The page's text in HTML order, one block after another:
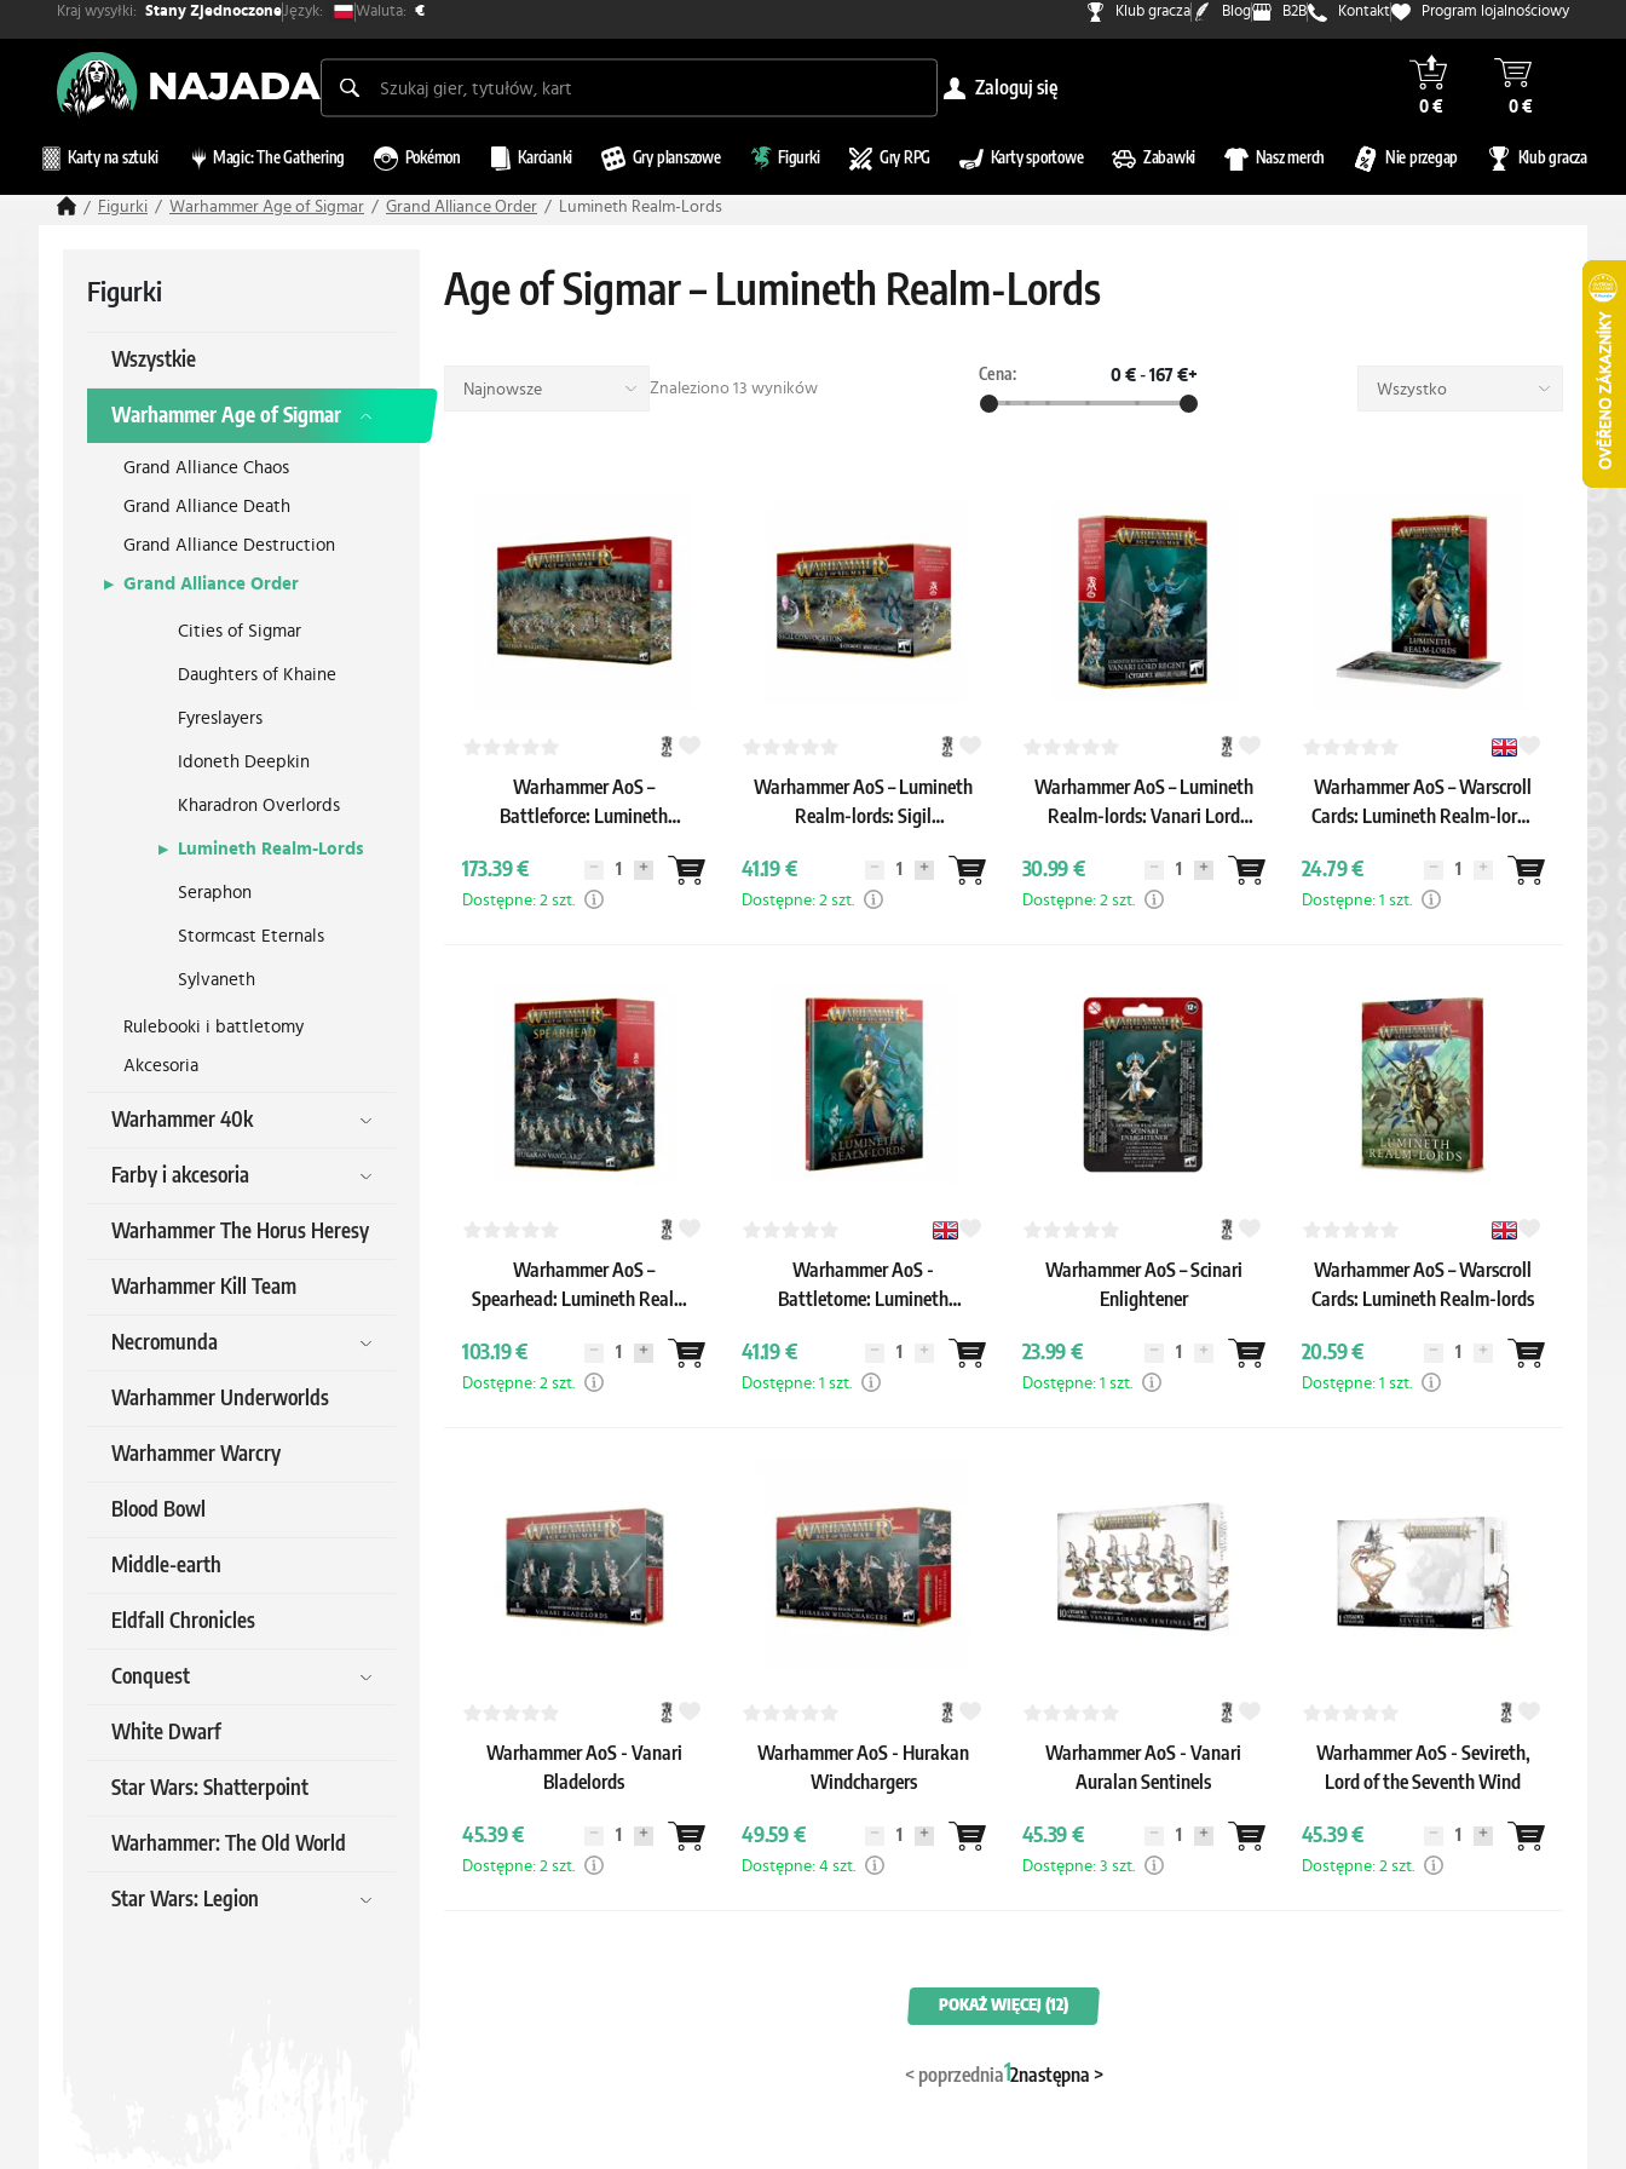
Kraj wysyłki: Stany ZjednoczoneJęzyk: Waluta: € Klub gracza Blog B2B Kontakt Program lojalnościowy
zaloguj się
0 € 0 €
Karty na sztuki Magic: The Gathering Pokémon Karcianki Gry planszowe Figurki Gry RPG Karty sportowe Zabawki Nasz merch Nie przegap Klub gracza
Figurki Warhammer Age of Sigmar Grand Alliance Order Lumineth Realm-Lords
Figurki
Wszystkie
Warhammer Age of Sigmar
Grand Alliance Chaos
Grand Alliance Death
Grand Alliance Destruction
Grand Alliance Order
Cities of Sigmar
Daughters of Khaine
Fyreslayers
Idoneth Deepkin
Kharadron Overlords
Lumineth Realm-Lords
Seraphon
Stormcast Eternals
Sylvaneth
Rulebooki i battletomy
Akcesoria
Warhammer 40k
Farby i akcesoria
Warhammer The Horus Heresy
Warhammer Kill Team
Necromunda
Warhammer Underworlds
Warhammer Warcry
Blood Bowl
Middle-earth
Eldfall Chronicles
Conquest
White Dwarf
Star Wars: Shatterpoint
Warhammer: The Old World
Star Wars: Legion
Age of Sigmar – Lumineth Realm-Lords
Najnowsze Znaleziono 13 wyników
Cena: 0 € -167 €+
Wszystko
Warhammer AoS –
Battleforce: Lumineth
173.39 €
Dostępne: 2 szt.
Warhammer AoS – Lumineth
Realm-lords: Sigil
41.19 €
Dostępne: 2 szt.
Warhammer AoS – Lumineth
Realm-lords: Vanari Lord
30.99 €
Dostępne: 2 szt.
Warhammer AoS – Warscroll
Cards: Lumineth Realm-lords
24.79 €
Dostępne: 1 szt.
Warhammer AoS –
Spearhead: Lumineth Realm-
103.19 €
Dostępne: 2 szt.
Warhammer AoS -
Battletome: Lumineth
41.19 €
Dostępne: 1 szt.
Warhammer AoS – Scinari
Enlightener
23.99 €
Dostępne: 1 szt.
Warhammer AoS – Warscroll
Cards: Lumineth Realm-lords
20.59 €
Dostępne: 1 szt.
Warhammer AoS - Vanari
Bladelords
45.39 €
Dostępne: 2 szt.
Warhammer AoS - Hurakan
Windchargers
49.59 €
Dostępne: 4 szt.
Warhammer AoS - Vanari
Auralan Sentinels
45.39 €
Dostępne: 3 szt.
Warhammer AoS - Sevireth,
Lord of the Seventh Wind
45.39 €
Dostępne: 2 szt.
POKAŻ WIĘCEJ (12)
<poprzednia12następna >